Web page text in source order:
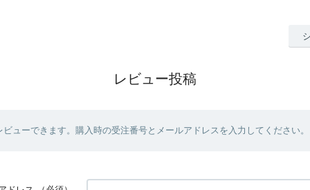
レビュー投稿
ューできます。購入時の受注番号とメールアドレスを入力してください。